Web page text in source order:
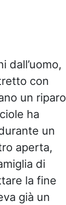
dall’uomo,
con
un riparo
ha
un
aperta,
di
la fine
già un